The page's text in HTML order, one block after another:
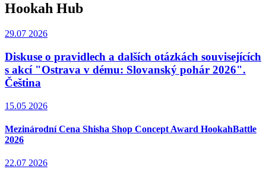
Hookah Hub
29.07 2026
Diskuse o pravidlech a dalších otázkách souvisejících
s akcí "Ostrava v dému: Slovanský pohár 2026".
Čeština
15.05 2026
Mezinárodní Cena Shisha Shop Concept Award HookahBattle
2026
22.07 2026